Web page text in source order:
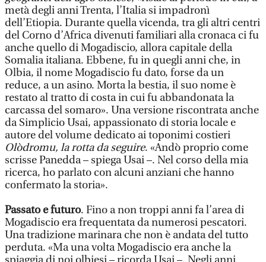
metà degli anni Trenta, l’Italia si impadronì
dell’Etiopia. Durante quella vicenda, tra gli altri centri
del Corno d’Africa divenuti familiari alla cronaca ci fu
anche quello di Mogadiscio, allora capitale della
Somalia italiana. Ebbene, fu in quegli anni che, in
Olbia, il nome Mogadiscio fu dato, forse da un
reduce, a un asino. Morta la bestia, il suo nome è
restato al tratto di costa in cui fu abbandonata la
carcassa del somaro». Una versione riscontrata anche
da Simplicio Usai, appassionato di storia locale e
autore del volume dedicato ai toponimi costieri
Olòdromu, la rotta da seguire. «Andò proprio come
scrisse Panedda – spiega Usai –. Nel corso della mia
ricerca, ho parlato con alcuni anziani che hanno
confermato la storia».
Passato e futuro. Fino a non troppi anni fa l’area di
Mogadiscio era frequentata da numerosi pescatori.
Una tradizione marinara che non è andata del tutto
perduta. «Ma una volta Mogadiscio era anche la